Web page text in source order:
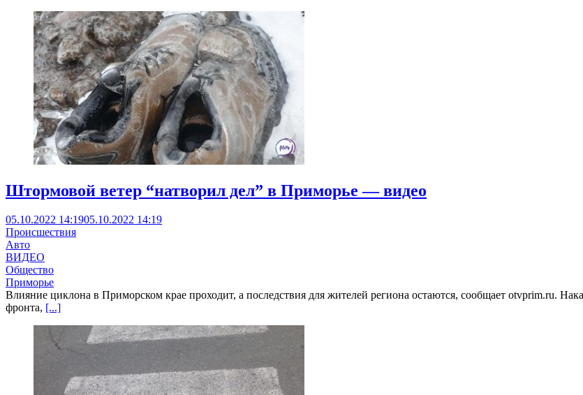
Штормовой ветер “натворил дел” в Приморье — видео
05.10.2022 14:1905.10.2022 14:19
Происшествия
Авто
ВИДЕО
Общество
Приморье
Влияние циклона в Приморском крае проходит, а последствия для жителей региона остаются, сообщает otvprim.ru.
фронта, [...]